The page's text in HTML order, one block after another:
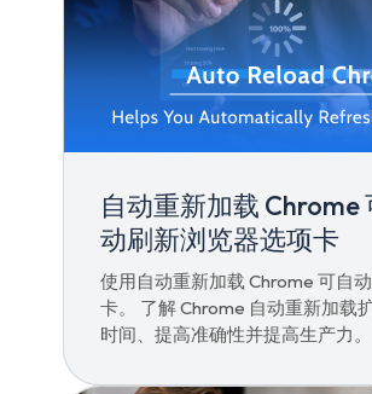
自动重新加载 Chrome
动刷新浏览器选项卡
使用自动重新加载 Chrome 可自
卡。 了解 Chrome 自动重新加载
时间、提高准确性并提高生产力。